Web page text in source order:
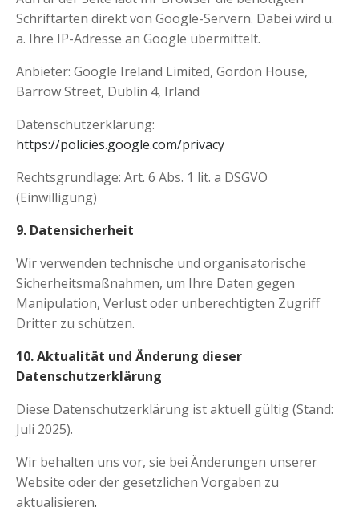
Schriftarten direkt von Google-Servern. Dabei wird u.
a. Ihre IP-Adresse an Google übermittelt.
Anbieter: Google Ireland Limited, Gordon House,
Barrow Street, Dublin 4, Irland
Datenschutzerklärung:
https://policies.google.com/privacy
Rechtsgrundlage: Art. 6 Abs. 1 lit. a DSGVO
(Einwilligung)
9. Datensicherheit
Wir verwenden technische und organisatorische
Sicherheitsmaßnahmen, um Ihre Daten gegen
Manipulation, Verlust oder unberechtigten Zugriff
Dritter zu schützen.
10. Aktualität und Änderung dieser
Datenschutzerklärung
Diese Datenschutzerklärung ist aktuell gültig (Stand:
Juli 2025).
Wir behalten uns vor, sie bei Änderungen unserer
Website oder der gesetzlichen Vorgaben zu
aktualisieren.